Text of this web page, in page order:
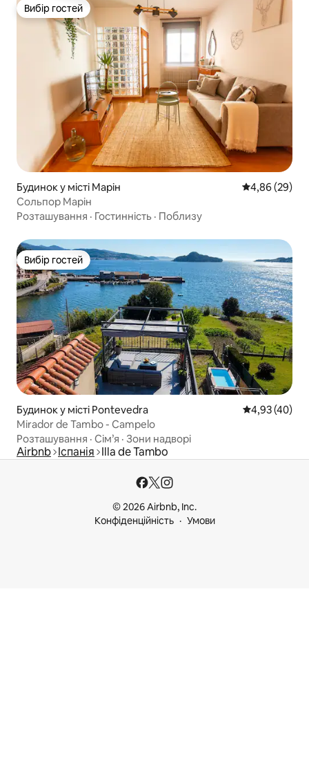
Вибір гостей
Вибір гостей
Будинок у місті Марін Середня
4,86 (29)
Сольпор Марін
Розташування · Гостинність · Поблизу
Вибір гостей
Вибір гостей
Будинок у місті Pontevedra Середня
4,93 (40)
Mirador de Tambo - Campelo
Розташування · Сім’я · Зони надворі
Airbnb Іспанія Illa de Tambo
© 2026 Airbnb, Inc.
Конфіденційність
Умови